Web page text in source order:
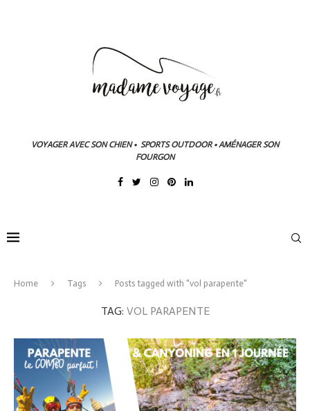
VOYAGER AVEC SON CHIEN • SPORTS OUTDOOR • AMÉNAGER SON
FOURGON
Home Tags Posts tagged with "vol parapente"
TAG: VOL PARAPENTE